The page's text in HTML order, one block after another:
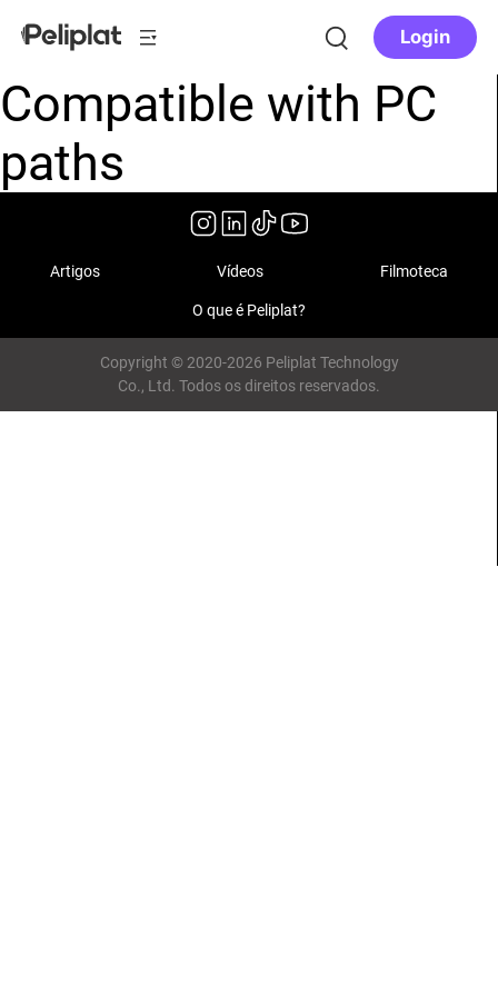
Login
Compatible with PC
paths
Artigos Vídeos Filmoteca
O que é Peliplat?
Copyright © 2020-2026 Peliplat Technology
Co., Ltd. Todos os direitos reservados.